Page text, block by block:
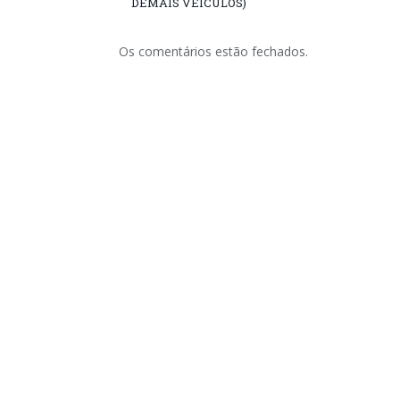
Os comentários estão fechados.